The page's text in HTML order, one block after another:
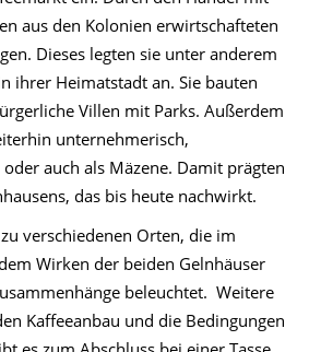
aus den Kolonien erwirtschafteten
Dieses legten sie unter anderem
ihrer Heimatstadt an. Sie bauten
Villen mit Parks. Außerdem
unternehmerisch,
auch als Mäzene. Damit prägten
das bis heute nachwirkt.
verschiedenen Orten, die im
Wirken der beiden Gelnhäuser
beleuchtet. Weitere
Kaffeeanbau und die Bedingungen